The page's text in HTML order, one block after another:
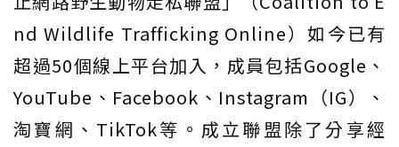
nd Wildlife Trafficking Online）如今已有
超過50個線上平台加入，成員包括Google、
YouTube、Facebook、Instagram（IG）、
淘寶網、TikTok等。成立聯盟除了分享經